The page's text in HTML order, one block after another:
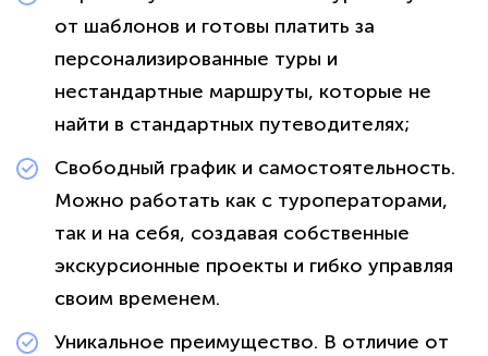
от шаблонов и готовы платить за
персонализированные туры и
нестандартные маршруты, которые не
найти в стандартных путеводителях;
Свободный график и самостоятельность.
Можно работать как с туроператорами,
так и на себя, создавая собственные
экскурсионные проекты и гибко управляя
своим временем.
Уникальное преимущество. В отличие от